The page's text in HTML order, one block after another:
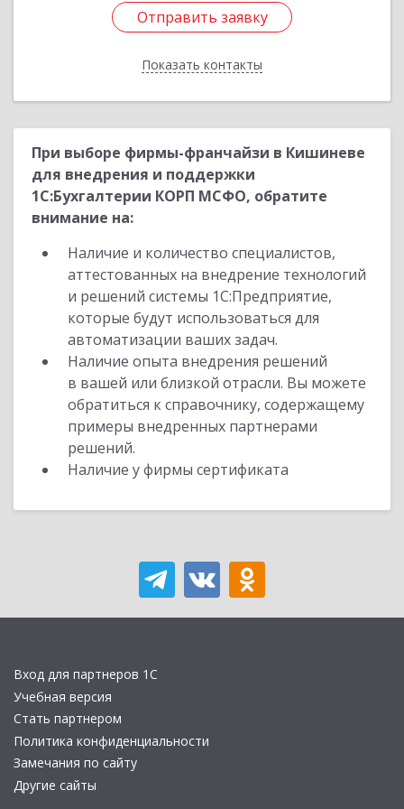
Отправить заявку
Показать контакты
Отправить заявку
Назад
При выборе фирмы-франчайзи в Кишиневе
для внедрения и поддержки
1С:Бухгалтерии КОРП МСФО, обратите
внимание на:
Наличие и количество специалистов,
аттестованных на внедрение технологий
и решений системы 1С:Предприятие,
которые будут использоваться для
автоматизации ваших задач.
Наличие опыта внедрения решений
в вашей или близкой отрасли. Вы можете
обратиться к справочнику, содержащему
примеры внедренных партнерами
решений.
Наличие у фирмы сертификата
Вход для партнеров 1С
Учебная версия
Стать партнером
Политика конфиденциальности
Замечания по сайту
Другие сайты